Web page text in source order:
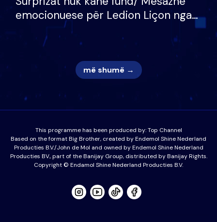
emocionuese për Ledion Liçon nga
nëna dhe fëmijët e tij, moderatori
nuk i mban dot lotët: Nuk meritoj…
më shumë →
This programme has been produced by:Top Channel
Based on the format Big Brother, created by Endemol Shine Nederland
Producties B.V./John de Mol and owned by Endemol Shine Nederland
Producties BV., part of the Banijay Group, distributed by Banijay Rights.
Copyright © Endamol Shine Nederland Producties B.V.